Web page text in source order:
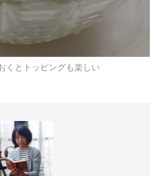
くとトッピングも楽しい